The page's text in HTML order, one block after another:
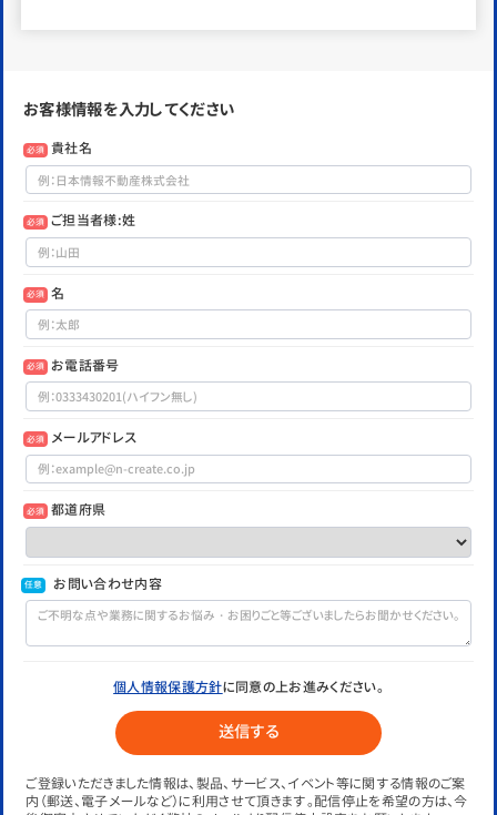
お客様情報を入力してください
必須 貴社名
必須 ご担当者様:姓
必須 名
必須 お電話番号
必須 メールアドレス
必須 都道府県
任意 お問い合わせ内容
個人情報保護方針に同意の上お進みください。
ご登録いただきました情報は、製品、サービス、イベント等に関する情報のご案
内（郵送、電子メールなど）に利用させて頂きます。配信停止を希望の方は、今